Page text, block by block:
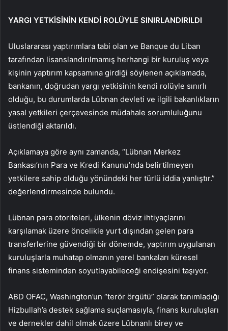
YARGI YETKİSİNİN KENDİ ROLÜYLE SINIRLANDIRILDI
Uluslararası yaptırımlara tabi olan ve Banque du Liban
tarafından lisanslandırılmamış herhangi bir kuruluş veya
kişinin yaptırım kapsamına girdiği söylenen açıklamada,
bankanın, doğrudan yargı yetkisinin kendi rolüyle sınırlı
olduğu, bu durumlarda Lübnan devleti ve ilgili bakanlıkların
yasal yetkileri çerçevesinde müdahale sorumluluğunu
üstlendiği aktarıldı.
Açıklamaya göre aynı zamanda, “Lübnan Merkez
Bankası’nın Para ve Kredi Kanunu’nda belirtilmeyen
yetkilere sahip olduğu yönündeki her türlü iddia yanlıştır.”
değerlendirmesinde bulundu.
Lübnan para otoriteleri, ülkenin döviz ihtiyaçlarını
karşılamak üzere öncelikle yurt dışından gelen para
transferlerine güvendiği bir dönemde, yaptırım uygulanan
kuruluşlarla muhatap olmanın yerel bankaları küresel
finans sisteminden soyutlayabileceği endişesini taşıyor.
ABD OFAC, Washington’un “terör örgütü” olarak tanımladığı
Hizbullah’a destek sağlama suçlamasıyla, finans kuruluşları
ve dernekler dahil olmak üzere Lübnanlı birey ve